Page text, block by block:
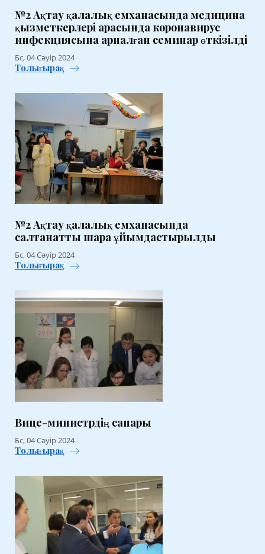
№2 Ақтау қалалық емханасында медицина
қызметкерлері арасында коронавирус
инфекциясына арналған семинар өткізілді
Бс, 04 Сәуір 2024
Толығырақ
№2 Ақтау қалалық емханасында
салтанатты шара ұйымдастырылды
Бс, 04 Сәуір 2024
Толығырақ
Вице-министрдің сапары
Бс, 04 Сәуір 2024
Толығырақ